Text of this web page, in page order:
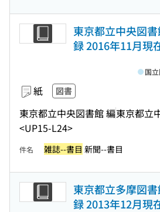
東京都立中央図
録 2016年11月現
紙 図書
東京都立中央図書館 編東京都立
<UP15-L24>
国
件名 雑誌--書目 新聞--書目
東京都立多摩図
録 2013年12月現